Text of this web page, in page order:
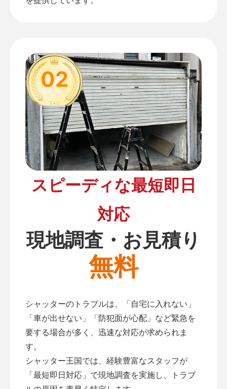
02
スピーディな最短即日
対応
現地調査・お見積り
無料
シャッターのトラブルは、「自宅に入れない」
「車が出せない」「防犯面が心配」など緊急を
要する場合が多く、迅速な対応が求められま
す。
シャッター王国では、経験豊富なスタッフが
「最短即日対応」で現地調査を実施し、トラブ